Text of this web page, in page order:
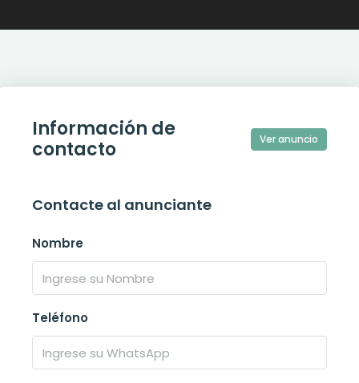
Información de
contacto
Ver anuncio
Contacte al anunciante
Nombre
Teléfono